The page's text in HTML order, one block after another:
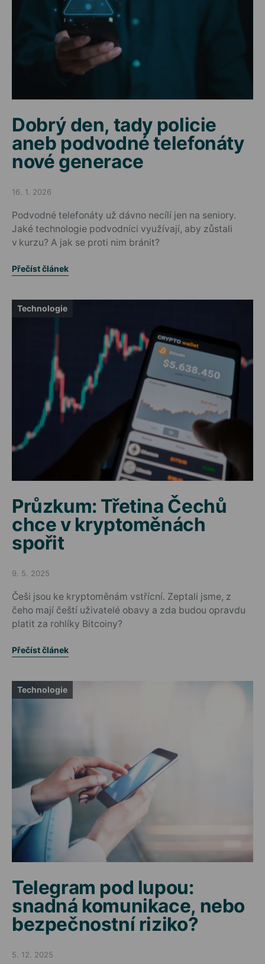
Dobrý den, tady policie
aneb podvodné telefonáty
nové generace
Posted on
16. 1. 2026
Podvodné telefonáty už dávno necílí jen na seniory.
Jaké technologie podvodníci využívají, aby zůstali
v kurzu? A jak se proti nim bránit?
Přečíst článek
Technologie
Průzkum: Třetina Čechů
chce v kryptoměnách
spořit
Posted on
9. 5. 2025
Češi jsou ke kryptoměnám vstřícní. Zeptali jsme, z
čeho mají čeští uživatelé obavy a zda budou opravdu
platit za rohlíky Bitcoiny?
Přečíst článek
Technologie
Telegram pod lupou:
snadná komunikace, nebo
bezpečnostní riziko?
Posted on
5. 12. 2025